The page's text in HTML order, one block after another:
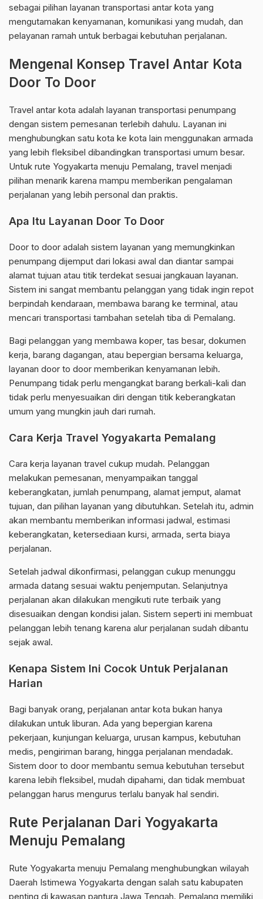
sebagai pilihan layanan transportasi antar kota yang
mengutamakan kenyamanan, komunikasi yang mudah, dan
pelayanan ramah untuk berbagai kebutuhan perjalanan.
Mengenal Konsep Travel Antar Kota
Door To Door
Travel antar kota adalah layanan transportasi penumpang
dengan sistem pemesanan terlebih dahulu. Layanan ini
menghubungkan satu kota ke kota lain menggunakan armada
yang lebih fleksibel dibandingkan transportasi umum besar.
Untuk rute Yogyakarta menuju Pemalang, travel menjadi
pilihan menarik karena mampu memberikan pengalaman
perjalanan yang lebih personal dan praktis.
Apa Itu Layanan Door To Door
Door to door adalah sistem layanan yang memungkinkan
penumpang dijemput dari lokasi awal dan diantar sampai
alamat tujuan atau titik terdekat sesuai jangkauan layanan.
Sistem ini sangat membantu pelanggan yang tidak ingin repot
berpindah kendaraan, membawa barang ke terminal, atau
mencari transportasi tambahan setelah tiba di Pemalang.
Bagi pelanggan yang membawa koper, tas besar, dokumen
kerja, barang dagangan, atau bepergian bersama keluarga,
layanan door to door memberikan kenyamanan lebih.
Penumpang tidak perlu mengangkat barang berkali-kali dan
tidak perlu menyesuaikan diri dengan titik keberangkatan
umum yang mungkin jauh dari rumah.
Cara Kerja Travel Yogyakarta Pemalang
Cara kerja layanan travel cukup mudah. Pelanggan
melakukan pemesanan, menyampaikan tanggal
keberangkatan, jumlah penumpang, alamat jemput, alamat
tujuan, dan pilihan layanan yang dibutuhkan. Setelah itu, admin
akan membantu memberikan informasi jadwal, estimasi
keberangkatan, ketersediaan kursi, armada, serta biaya
perjalanan.
Setelah jadwal dikonfirmasi, pelanggan cukup menunggu
armada datang sesuai waktu penjemputan. Selanjutnya
perjalanan akan dilakukan mengikuti rute terbaik yang
disesuaikan dengan kondisi jalan. Sistem seperti ini membuat
pelanggan lebih tenang karena alur perjalanan sudah dibantu
sejak awal.
Kenapa Sistem Ini Cocok Untuk Perjalanan
Harian
Bagi banyak orang, perjalanan antar kota bukan hanya
dilakukan untuk liburan. Ada yang bepergian karena
pekerjaan, kunjungan keluarga, urusan kampus, kebutuhan
medis, pengiriman barang, hingga perjalanan mendadak.
Sistem door to door membantu semua kebutuhan tersebut
karena lebih fleksibel, mudah dipahami, dan tidak membuat
pelanggan harus mengurus terlalu banyak hal sendiri.
Rute Perjalanan Dari Yogyakarta
Menuju Pemalang
Rute Yogyakarta menuju Pemalang menghubungkan wilayah
Daerah Istimewa Yogyakarta dengan salah satu kabupaten
penting di kawasan pantura Jawa Tengah. Pemalang memiliki